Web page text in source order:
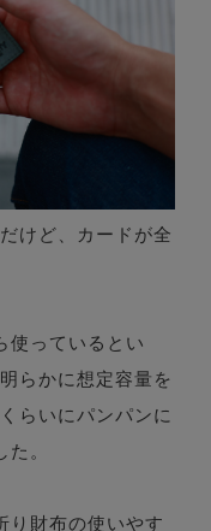
けど、カードが全
使っているとい
らかに想定容量を
らいにパンパンに
。
り財布の使いやす